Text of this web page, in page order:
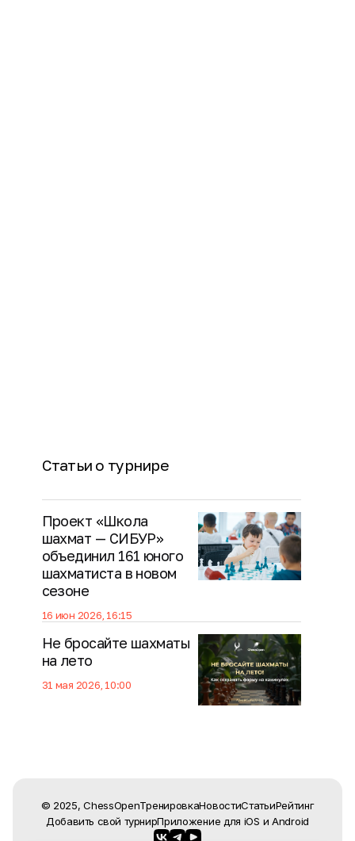
Статьи о турнире
Проект «Школа
шахмат — СИБУР»
объединил 161 юного
шахматиста в новом
сезоне
16 июн 2026, 16:15
Не бросайте шахматы
на лето
31 мая 2026, 10:00
© 2025, ChessOpenТренировкаНовостиСтатьиРейтинг
Добавить свой турнирПриложение для iOS и Android